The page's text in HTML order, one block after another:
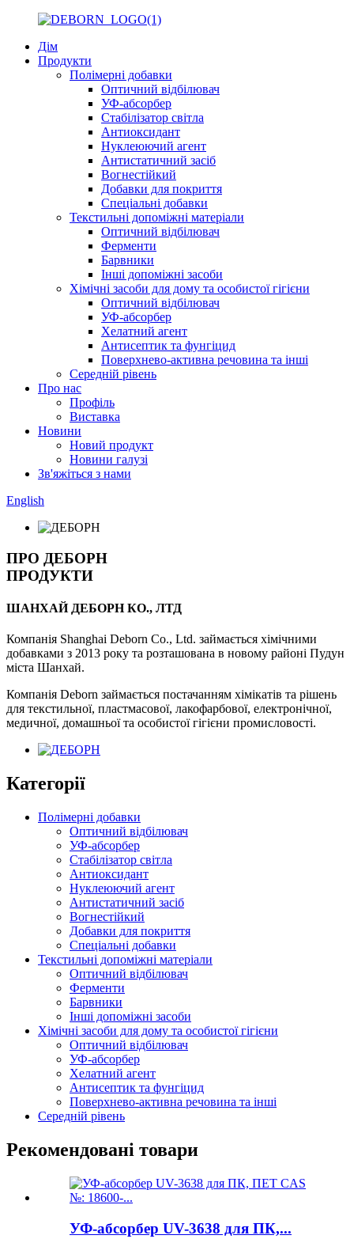
Дім
Продукти
Полімерні добавки
Оптичний відбілювач
УФ-абсорбер
Стабілізатор світла
Антиоксидант
Нуклеюючий агент
Антистатичний засіб
Вогнестійкий
Добавки для покриття
Спеціальні добавки
Текстильні допоміжні матеріали
Оптичний відбілювач
Ферменти
Барвники
Інші допоміжні засоби
Хімічні засоби для дому та особистої гігієни
Оптичний відбілювач
УФ-абсорбер
Хелатний агент
Антисептик та фунгіцид
Поверхнево-активна речовина та інші
Середній рівень
Про нас
Профіль
Виставка
Новини
Новий продукт
Новини галузі
Зв'яжіться з нами
English
ПРО ДЕБОРН
ПРОДУКТИ
ШАНХАЙ ДЕБОРН КО., ЛТД
Компанія Shanghai Deborn Co., Ltd. займається хімічними
добавками з 2013 року та розташована в новому районі Пудун
міста Шанхай.
Компанія Deborn займається постачанням хімікатів та рішень
для текстильної, пластмасової, лакофарбової, електронічної,
медичної, домашньої та особистої гігієни промисловості.
Категорії
Полімерні добавки
Оптичний відбілювач
УФ-абсорбер
Стабілізатор світла
Антиоксидант
Нуклеюючий агент
Антистатичний засіб
Вогнестійкий
Добавки для покриття
Спеціальні добавки
Текстильні допоміжні матеріали
Оптичний відбілювач
Ферменти
Барвники
Інші допоміжні засоби
Хімічні засоби для дому та особистої гігієни
Оптичний відбілювач
УФ-абсорбер
Хелатний агент
Антисептик та фунгіцид
Поверхнево-активна речовина та інші
Середній рівень
Рекомендовані товари
УФ-абсорбер UV-3638 для ПК,...